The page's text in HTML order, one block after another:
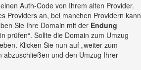
Auth-Code von Ihrem alten Provider.
Providers an, bei manchen Providern kann
Sie Ihre Domain mit der Endung
prüfen“. Sollte die Domain zum Umzug
Klicken Sie nun auf „weiter zum
abzuschließen und den Umzug Ihrer